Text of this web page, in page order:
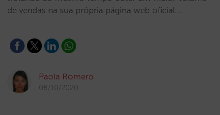
de vendas na sua própria página web oficial.…
Paola Romero
08/10/2020